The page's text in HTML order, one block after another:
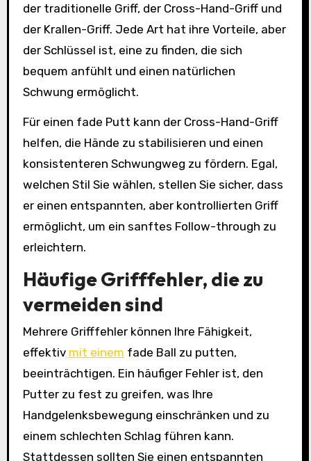
der traditionelle Griff, der Cross-Hand-Griff und
der Krallen-Griff. Jede Art hat ihre Vorteile, aber
der Schlüssel ist, eine zu finden, die sich
bequem anfühlt und einen natürlichen
Schwung ermöglicht.
Für einen fade Putt kann der Cross-Hand-Griff
helfen, die Hände zu stabilisieren und einen
konsistenteren Schwungweg zu fördern. Egal,
welchen Stil Sie wählen, stellen Sie sicher, dass
er einen entspannten, aber kontrollierten Griff
ermöglicht, um ein sanftes Follow-through zu
erleichtern.
Häufige Grifffehler, die zu
vermeiden sind
Mehrere Grifffehler können Ihre Fähigkeit,
effektiv mit einem fade Ball zu putten,
beeinträchtigen. Ein häufiger Fehler ist, den
Putter zu fest zu greifen, was Ihre
Handgelenksbewegung einschränken und zu
einem schlechten Schlag führen kann.
Stattdessen sollten Sie einen entspannten